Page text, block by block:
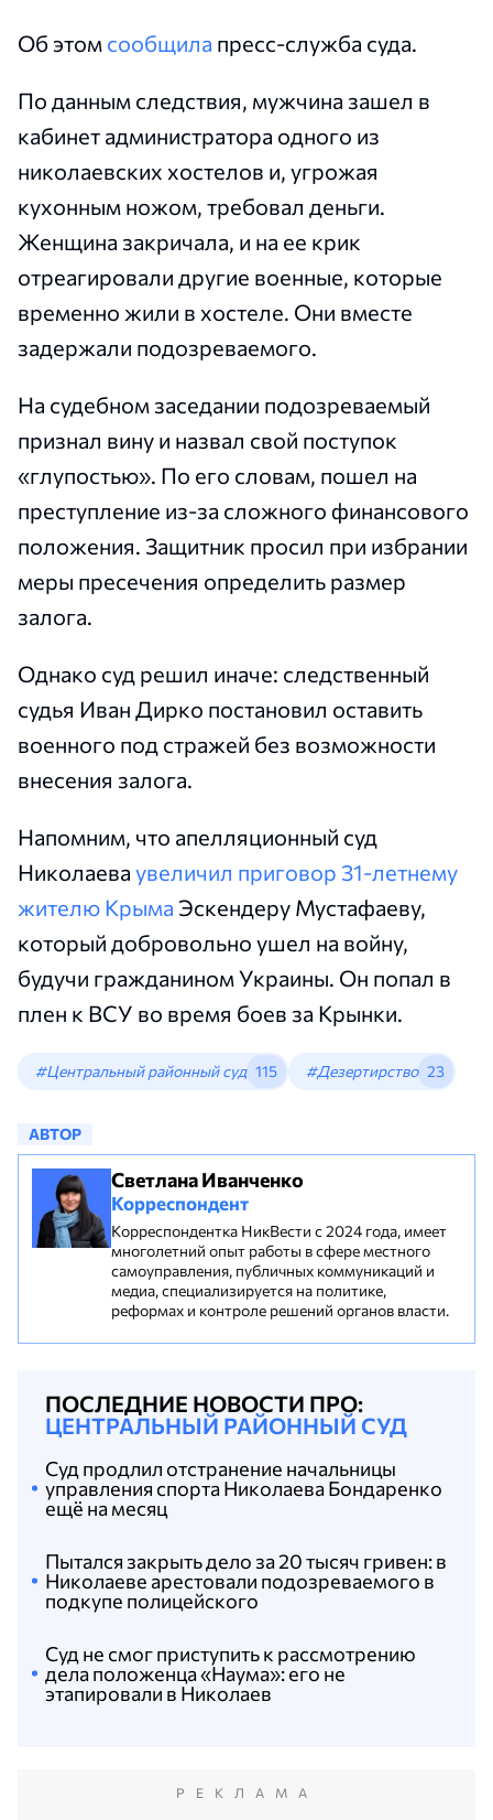
Об этом сообщила пресс-служба суда.
По данным следствия, мужчина зашел в
кабинет администратора одного из
николаевских хостелов и, угрожая
кухонным ножом, требовал деньги.
Женщина закричала, и на ее крик
отреагировали другие военные, которые
временно жили в хостеле. Они вместе
задержали подозреваемого.
На судебном заседании подозреваемый
признал вину и назвал свой поступок
«глупостью». По его словам, пошел на
преступление из-за сложного финансового
положения. Защитник просил при избрании
меры пресечения определить размер
залога.
Однако суд решил иначе: следственный
судья Иван Дирко постановил оставить
военного под стражей без возможности
внесения залога.
Напомним, что апелляционный суд
Николаева увеличил приговор 31-летнему
жителю Крыма Эскендеру Мустафаеву,
который добровольно ушел на войну,
будучи гражданином Украины. Он попал в
плен к ВСУ во время боев за Крынки.
#Центральный районный суд 115 #Дезертирство 23
АВТОР
Светлана Иванченко
Корреспондент
Корреспондентка НикВести с 2024 года, имеет
многолетний опыт работы в сфере местного
самоуправления, публичных коммуникаций и
медиа, специализируется на политике,
реформах и контроле решений органов власти.
ПОСЛЕДНИЕ НОВОСТИ ПРО:
ЦЕНТРАЛЬНЫЙ РАЙОННЫЙ СУД
Суд не смог приступить к рассмотрению
дела положенца «Наума»: его не
этапировали в Николаев
Пытался закрыть дело за 20 тысяч гривен: в
Николаеве арестовали подозреваемого в
подкупе полицейского
Суд продлил отстранение начальницы
управления спорта Николаева Бондаренко
ещё на месяц
РЕКЛАМА